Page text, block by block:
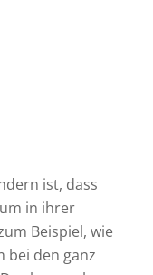
ist, dass
in ihrer
Beispiel, wie
bei den ganz